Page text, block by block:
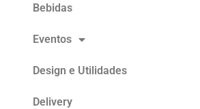
Bebidas
Eventos
Design e Utilidades
Delivery